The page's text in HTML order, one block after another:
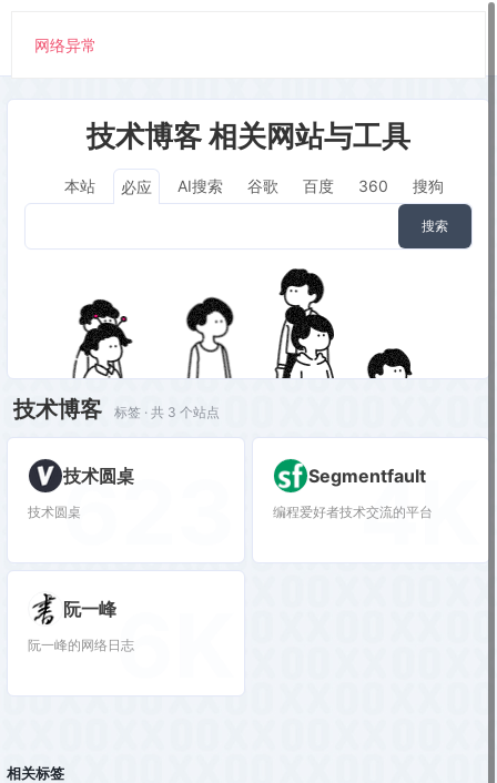
技术博客 相关网站与工具
本站 必应 AI搜索 谷歌 百度 360 搜狗
搜索
技术博客 标签 · 共 3 个站点
技术圆桌
技术圆桌623 Segmentfault
编程爱好者技术交流的平台
4K
阮一峰
阮一峰的网络日志6K
相关标签
网络异常